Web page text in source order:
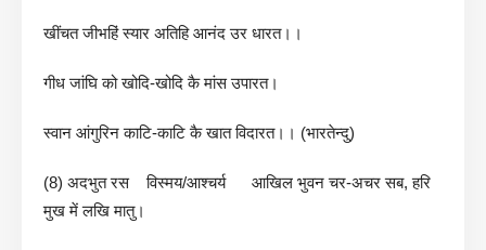
खींचत जीभहिं स्यार अतिहि आनंद उर धारत।।
गीध जांघि को खोदि-खोदि कै मांस उपारत।
स्वान आंगुरिन काटि-काटि कै खात विदारत।। (भारतेन्दु)
(8) अदभुत रस विस्मय/आश्चर्य आखिल भुवन चर-अचर सब, हरि
मुख में लखि मातु।